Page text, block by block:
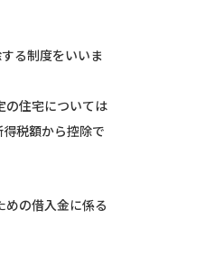
る制度をいいま
の住宅については
税額から控除で
の借入金に係る